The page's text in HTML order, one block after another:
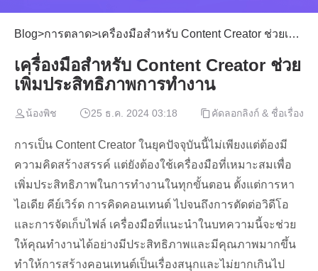
Blog>การตลาด>เครื่องมือสำหรับ Content Creator ช่วยเพิ่มประสิทธิภาพการทำงาน
เครื่องมือสำหรับ Content Creator ช่วย
เพิ่มประสิทธิภาพการทำงาน
น้องพิช 25 ธ.ค. 2024 03:18 คัดลอกลิงก์ & ชื่อเรื่อง